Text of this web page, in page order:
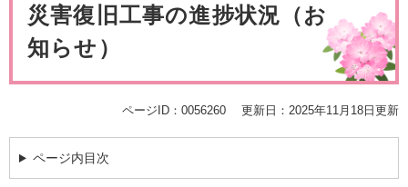
背景色変更 白 黒 青
Multilingual（English・中文・한글）
災害復旧工事の進捗状況（お
知らせ）
ページID：0056260 更新日：2025年11月18日更新
ページ内目次